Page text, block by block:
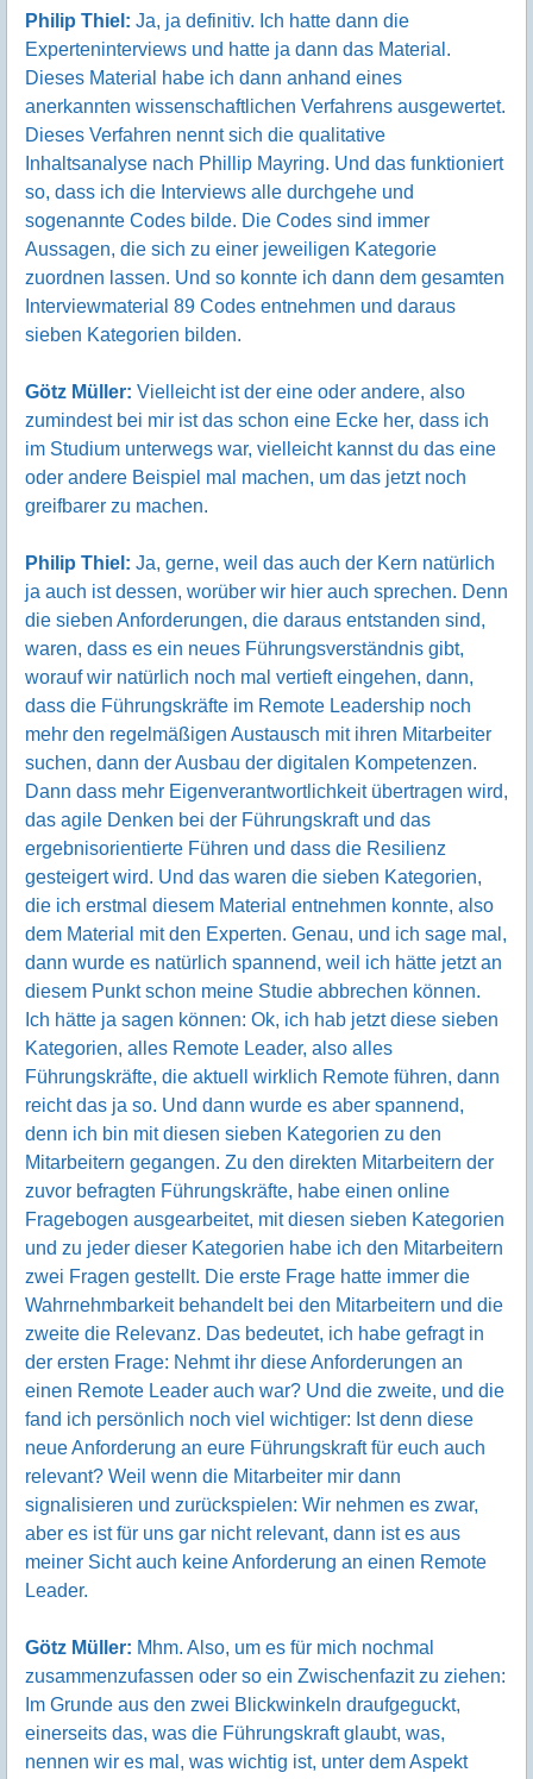
Philip Thiel: Ja, ja definitiv. Ich hatte dann die
Experteninterviews und hatte ja dann das Material.
Dieses Material habe ich dann anhand eines
anerkannten wissenschaftlichen Verfahrens ausgewertet.
Dieses Verfahren nennt sich die qualitative
Inhaltsanalyse nach Phillip Mayring. Und das funktioniert
so, dass ich die Interviews alle durchgehe und
sogenannte Codes bilde. Die Codes sind immer
Aussagen, die sich zu einer jeweiligen Kategorie
zuordnen lassen. Und so konnte ich dann dem gesamten
Interviewmaterial 89 Codes entnehmen und daraus
sieben Kategorien bilden.
Götz Müller: Vielleicht ist der eine oder andere, also
zumindest bei mir ist das schon eine Ecke her, dass ich
im Studium unterwegs war, vielleicht kannst du das eine
oder andere Beispiel mal machen, um das jetzt noch
greifbarer zu machen.
Philip Thiel: Ja, gerne, weil das auch der Kern natürlich
ja auch ist dessen, worüber wir hier auch sprechen. Denn
die sieben Anforderungen, die daraus entstanden sind,
waren, dass es ein neues Führungsverständnis gibt,
worauf wir natürlich noch mal vertieft eingehen, dann,
dass die Führungskräfte im Remote Leadership noch
mehr den regelmäßigen Austausch mit ihren Mitarbeiter
suchen, dann der Ausbau der digitalen Kompetenzen.
Dann dass mehr Eigenverantwortlichkeit übertragen wird,
das agile Denken bei der Führungskraft und das
ergebnisorientierte Führen und dass die Resilienz
gesteigert wird. Und das waren die sieben Kategorien,
die ich erstmal diesem Material entnehmen konnte, also
dem Material mit den Experten. Genau, und ich sage mal,
dann wurde es natürlich spannend, weil ich hätte jetzt an
diesem Punkt schon meine Studie abbrechen können.
Ich hätte ja sagen können: Ok, ich hab jetzt diese sieben
Kategorien, alles Remote Leader, also alles
Führungskräfte, die aktuell wirklich Remote führen, dann
reicht das ja so. Und dann wurde es aber spannend,
denn ich bin mit diesen sieben Kategorien zu den
Mitarbeitern gegangen. Zu den direkten Mitarbeitern der
zuvor befragten Führungskräfte, habe einen online
Fragebogen ausgearbeitet, mit diesen sieben Kategorien
und zu jeder dieser Kategorien habe ich den Mitarbeitern
zwei Fragen gestellt. Die erste Frage hatte immer die
Wahrnehmbarkeit behandelt bei den Mitarbeitern und die
zweite die Relevanz. Das bedeutet, ich habe gefragt in
der ersten Frage: Nehmt ihr diese Anforderungen an
einen Remote Leader auch war? Und die zweite, und die
fand ich persönlich noch viel wichtiger: Ist denn diese
neue Anforderung an eure Führungskraft für euch auch
relevant? Weil wenn die Mitarbeiter mir dann
signalisieren und zurückspielen: Wir nehmen es zwar,
aber es ist für uns gar nicht relevant, dann ist es aus
meiner Sicht auch keine Anforderung an einen Remote
Leader.
Götz Müller: Mhm. Also, um es für mich nochmal
zusammenzufassen oder so ein Zwischenfazit zu ziehen:
Im Grunde aus den zwei Blickwinkeln draufgeguckt,
einerseits das, was die Führungskraft glaubt, was,
nennen wir es mal, was wichtig ist, unter dem Aspekt